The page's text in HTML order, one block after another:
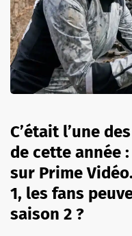
C’était l’une
de cette année
sur Prime
1, les fans
saison 2 ?